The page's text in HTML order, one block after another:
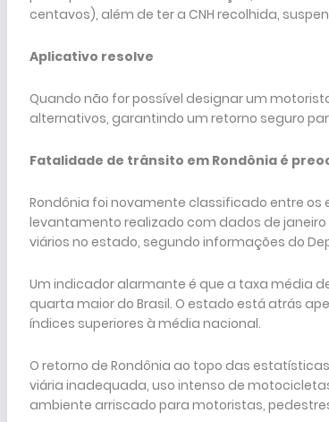
centavos), além de ter a CNH recolhida,
Aplicativo resolve
Quando não for possível designar um
alternativos, garantindo um retorno seguro
Fatalidade de trânsito em Rondônia é
Rondônia foi novamente classificado entre
levantamento realizado com dados de
viários no estado, segundo informações do
Um indicador alarmante é que a taxa média
quarta maior do Brasil. O estado está atrás
índices superiores à média nacional.
O retorno de Rondônia ao topo das
viária inadequada, uso intenso de
ambiente arriscado para motoristas,